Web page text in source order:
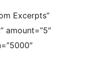
Excerpts”
amount=”5″